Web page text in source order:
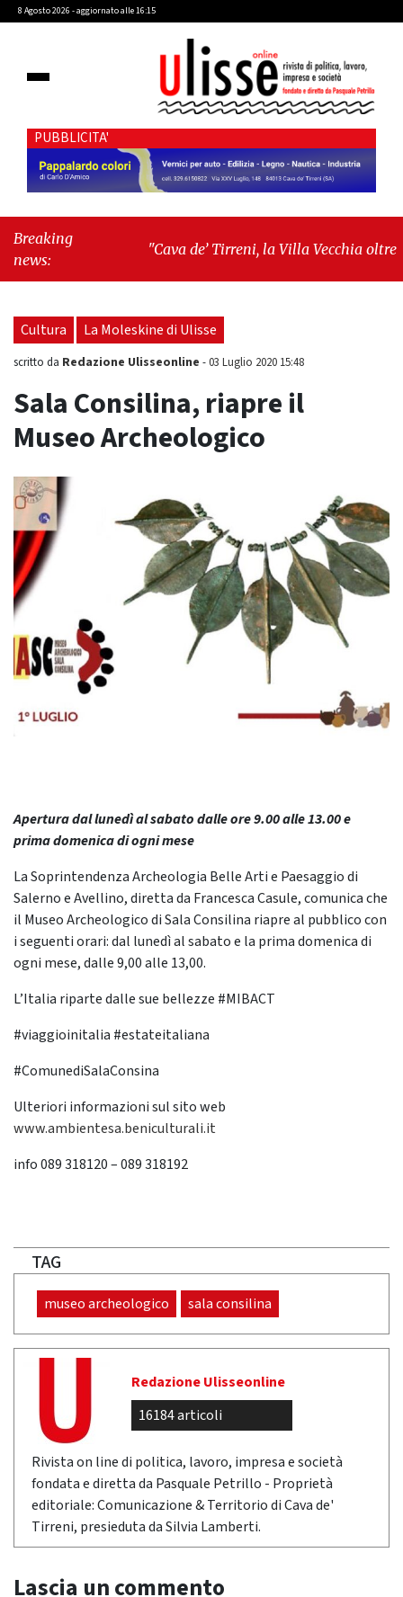
8 Agosto 2026 - aggiornato alle 16:15
PUBBLICITA'
Breaking
news:
"Cava de’ Tirreni, la Villa Vecchia oltre i
seduta consiliare: “Serve chiarezza!”"
Cultura La Moleskine di Ulisse
scritto da Redazione Ulisseonline -03 Luglio 2020 15:48
Sala Consilina, riapre il
Museo Archeologico
Apertura dal lunedì al sabato dalle ore 9.00 alle 13.00 e
prima domenica di ogni mese
La Soprintendenza Archeologia Belle Arti e Paesaggio di
Salerno e Avellino, diretta da Francesca Casule, comunica che
il Museo Archeologico di Sala Consilina riapre al pubblico con
i seguenti orari: dal lunedì al sabato e la prima domenica di
ogni mese, dalle 9,00 alle 13,00.
L’Italia riparte dalle sue bellezze #MIBACT
#viaggioinitalia #estateitaliana
#ComunediSalaConsina
Ulteriori informazioni sul sito web
www.ambientesa.beniculturali.it
info 089 318120 – 089 318192
TAG
museo archeologico sala consilina
Redazione Ulisseonline
16184 articoli
Rivista on line di politica, lavoro, impresa e società
fondata e diretta da Pasquale Petrillo - Proprietà
editoriale: Comunicazione & Territorio di Cava de'
Tirreni, presieduta da Silvia Lamberti.
Lascia un commento